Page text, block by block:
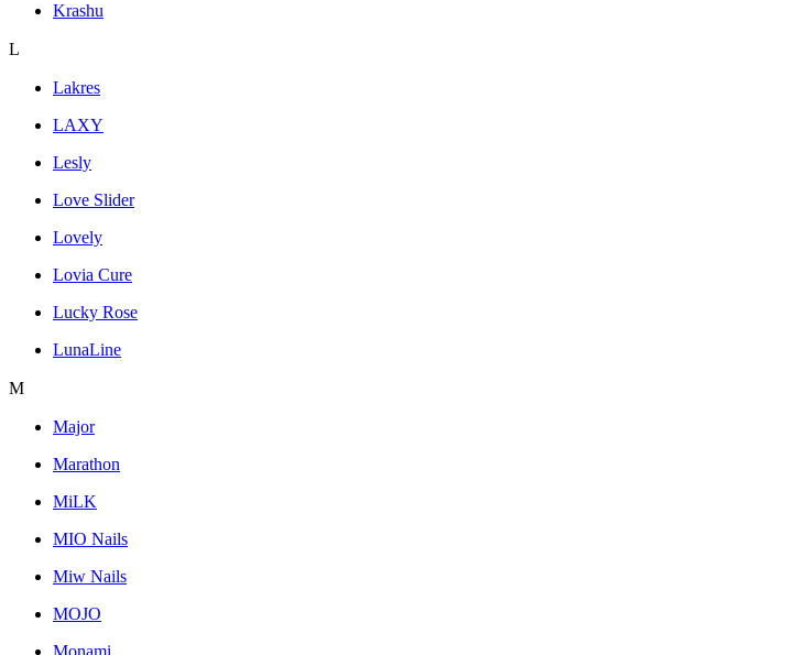
Krashu
L
Lakres
LAXY
Lesly
Love Slider
Lovely
Lovia Cure
Lucky Rose
LunaLine
M
Major
Marathon
MiLK
MIO Nails
Miw Nails
MOJO
Monami